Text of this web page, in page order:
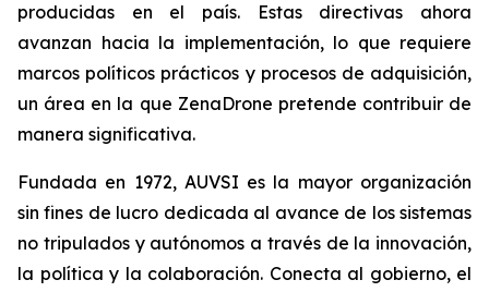
producidas en el país. Estas directivas ahora
avanzan hacia la implementación, lo que requiere
marcos políticos prácticos y procesos de adquisición,
un área en la que ZenaDrone pretende contribuir de
manera significativa.
Fundada en 1972, AUVSI es la mayor organización
sin fines de lucro dedicada al avance de los sistemas
no tripulados y autónomos a través de la innovación,
la política y la colaboración. Conecta al gobierno, el